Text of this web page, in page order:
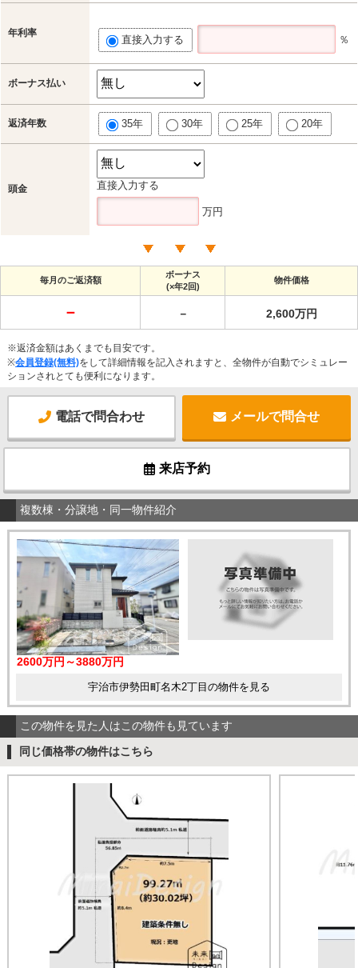
年利率
直接入力する ％
ボーナス払い
返済年数 35年 30年 25年 20年
頭金 直接入力する
万円
毎月のご返済額
ボーナス
(×年2回)
物件価格
－ － 2,600万円
※返済金額はあくまでも目安です。
※会員登録(無料)をして詳細情報を記入されますと、全物件が自動でシミュレー
ションされとても便利になります。
電話で問合わせ メールで問合せ
来店予約
複数棟・分譲地・同一物件紹介
2600万円～3880万円
宇治市伊勢田町名木2丁目の物件を見る
この物件を見た人はこの物件も見ています
同じ価格帯の物件はこちら